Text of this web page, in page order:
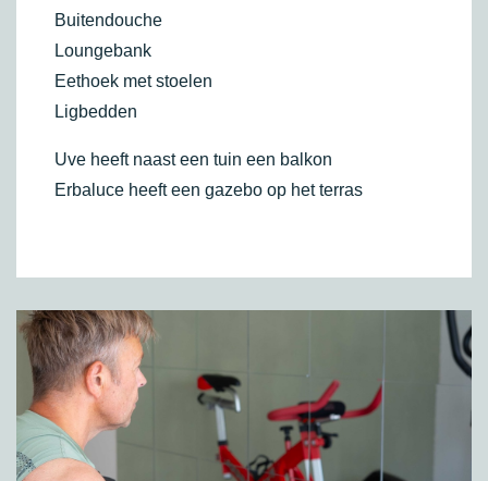
Buitendouche
Loungebank
Eethoek met stoelen
Ligbedden
Uve heeft naast een tuin een balkon
Erbaluce heeft een gazebo op het terras